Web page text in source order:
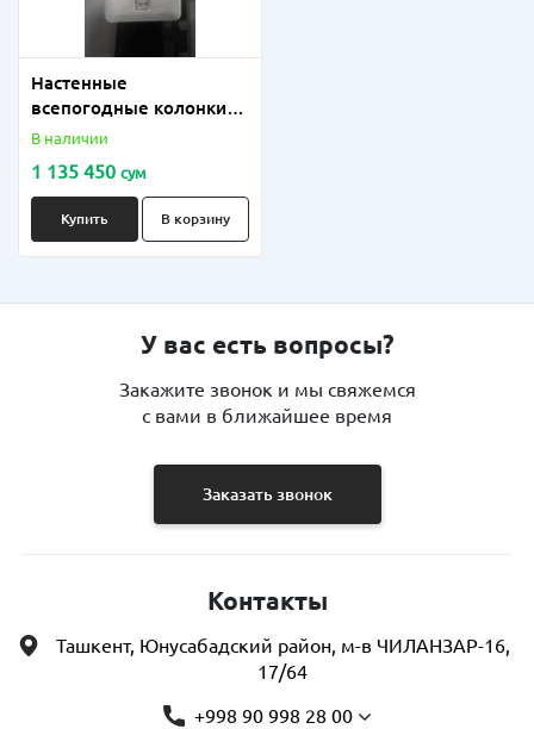
Настенные
всепогодные колонки
INTERM 40-80 Вт
В наличии
1 135 450 сум
Купить В корзину
У вас есть вопросы?
Закажите звонок и мы свяжемся
с вами в ближайшее время
Заказать звонок
Контакты
Ташкент, Юнусабадский район, м-в ЧИЛАНЗАР-16,
17/64
+998 90 998 28 00